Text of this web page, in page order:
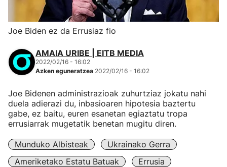
Joe Biden ez da Errusiaz fio
AMAIA URIBE | EITB MEDIA
2022/02/16 - 16:02
Azken eguneratzea 2022/02/16 - 16:02
Joe Bidenen administrazioak zuhurtziaz jokatu nahi
duela adierazi du, inbasioaren hipotesia baztertu
gabe, ez baitu, euren esanetan egiaztatu tropa
errusiarrak mugetatik benetan mugitu diren.
Munduko Albisteak
Ukrainako Gerra
Ameriketako Estatu Batuak
Errusia